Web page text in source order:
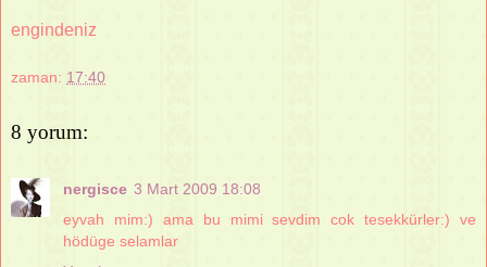
engindeniz
zaman: 17:40
8 yorum:
nergisce 3 Mart 2009 18:08
eyvah mim:) ama bu mimi sevdim cok tesekkürler:) ve
hödüge selamlar